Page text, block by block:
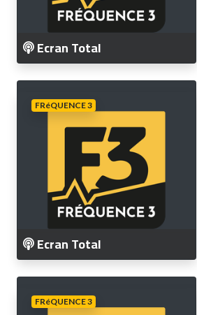
Ecran Total
FRéQUENCE 3
Ecran Total
FRéQUENCE 3